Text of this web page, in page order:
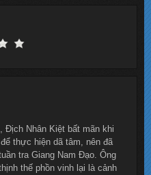
Nhân Kiệt bất mãn khi
thực hiện dã tâm, nên đã
tra Giang Nam Đạo. Ông
thế phồn vinh lại là cảnh